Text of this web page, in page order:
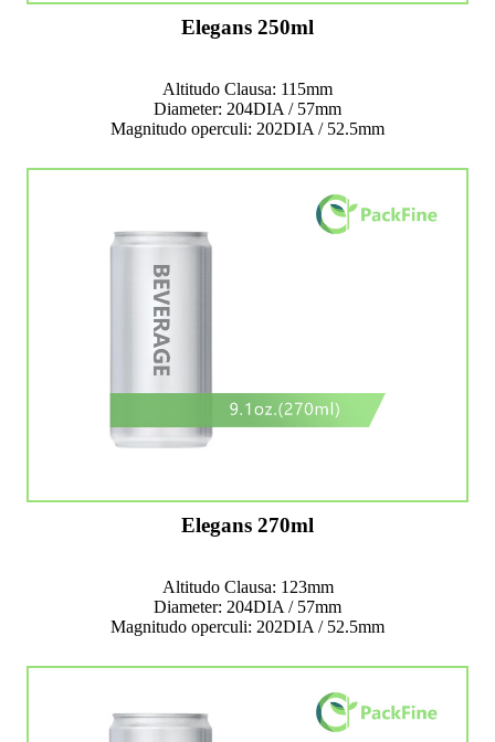
Elegans 250ml
Altitudo Clausa: 115mm
Diameter: 204DIA / 57mm
Magnitudo operculi: 202DIA / 52.5mm
Elegans 270ml
Altitudo Clausa: 123mm
Diameter: 204DIA / 57mm
Magnitudo operculi: 202DIA / 52.5mm